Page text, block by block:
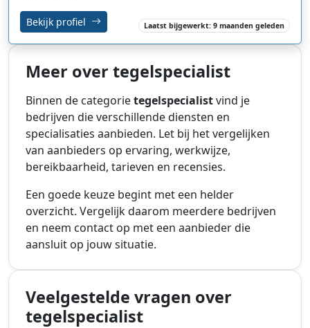
Bekijk profiel Laatst bijgewerkt: 9 maanden geleden
Meer over tegelspecialist
Binnen de categorietegelspecialistvind je
bedrijven die verschillende diensten en
specialisaties aanbieden. Let bij het vergelijken
van aanbieders op ervaring, werkwijze,
bereikbaarheid, tarieven en recensies.
Een goede keuze begint met een helder
overzicht. Vergelijk daarom meerdere bedrijven
en neem contact op met een aanbieder die
aansluit op jouw situatie.
Veelgestelde vragen over
tegelspecialist